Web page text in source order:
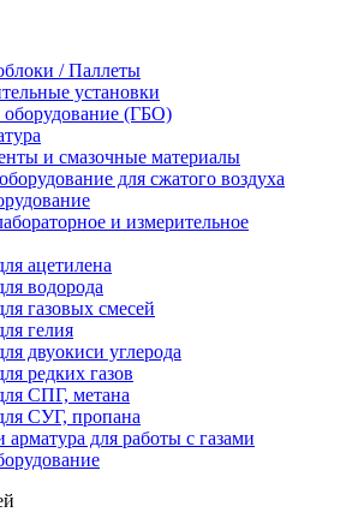
/ Паллеты
установки
оборудование (ГБО)
и смазочные материалы
для сжатого воздуха
и измерительное
ацетилена
водорода
газовых смесей
гелия
двуокиси углерода
редких газов
СПГ, метана
СУГ, пропана
для работы с газами